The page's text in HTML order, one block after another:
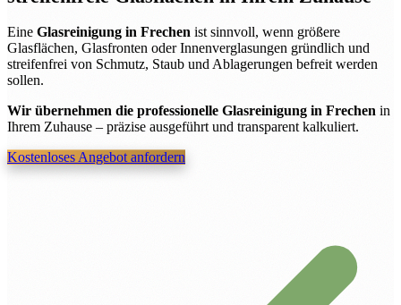
Eine Glasreinigung in Frechen ist sinnvoll, wenn größere
Glasflächen, Glasfronten oder Innenverglasungen gründlich und
streifenfrei von Schmutz, Staub und Ablagerungen befreit werden
sollen.
Wir übernehmen die professionelle Glasreinigung in Frechen in
Ihrem Zuhause – präzise ausgeführt und transparent kalkuliert.
Kostenloses Angebot anfordern